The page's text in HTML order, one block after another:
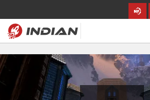
Magazín
Recenze